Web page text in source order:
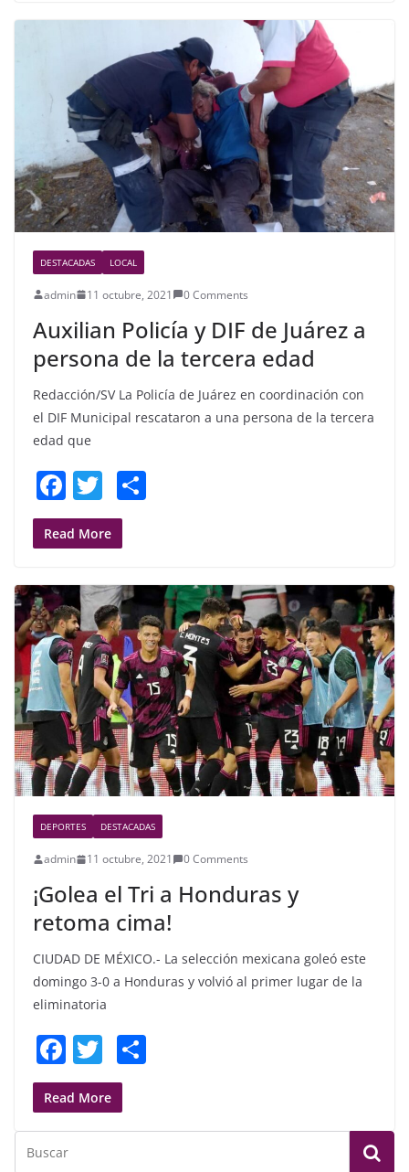
o
k
DESTACADAS LOCAL
admin 11 octubre, 2021 0 Comments
Auxilian Policía y DIF de Juárez a
persona de la tercera edad
Redacción/SV La Policía de Juárez en coordinación con
el DIF Municipal rescataron a una persona de la tercera
edad que
F
a
c
b
o
o
k
T
w
itt
Read More
DEPORTES DESTACADAS
admin 11 octubre, 2021 0 Comments
¡Golea el Tri a Honduras y
retoma cima!
CIUDAD DE MÉXICO.- La selección mexicana goleó este
domingo 3-0 a Honduras y volvió al primer lugar de la
eliminatoria
F
a
c
e
T
w
itt
er e
Read More